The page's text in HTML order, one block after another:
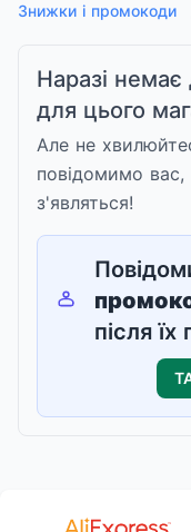
Знижки і промокоди
Наразі
для цього
Але не
повідомимо вас,
з'являться!
після їх